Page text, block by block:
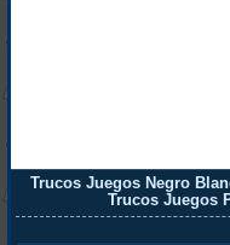
Trucos Juegos Negro
Trucos Juegos